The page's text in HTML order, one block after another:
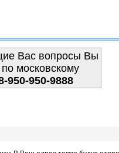
Вас вопросы Вы
московскому
950-950-9888